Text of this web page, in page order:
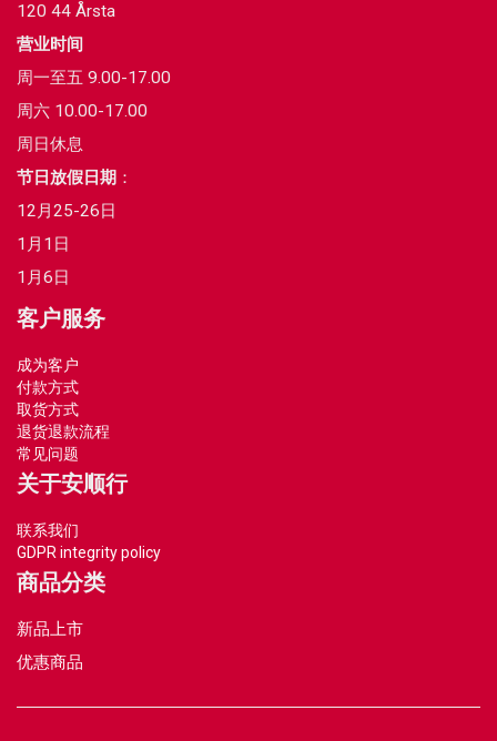
120 44 Årsta
营业时间
周一至五 9.00-17.00
周六 10.00-17.00
周日休息
节日放假日期 ：
12月25-26日
1月1日
1月6日
客户服务
成为客户
付款方式
取货方式
退货退款流程
常见问题
关于安顺行
联系我们
GDPR integrity policy
商品分类
新品上市
优惠商品